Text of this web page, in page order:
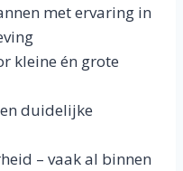
met ervaring in
kleine én grote
duidelijke
– vaak al binnen